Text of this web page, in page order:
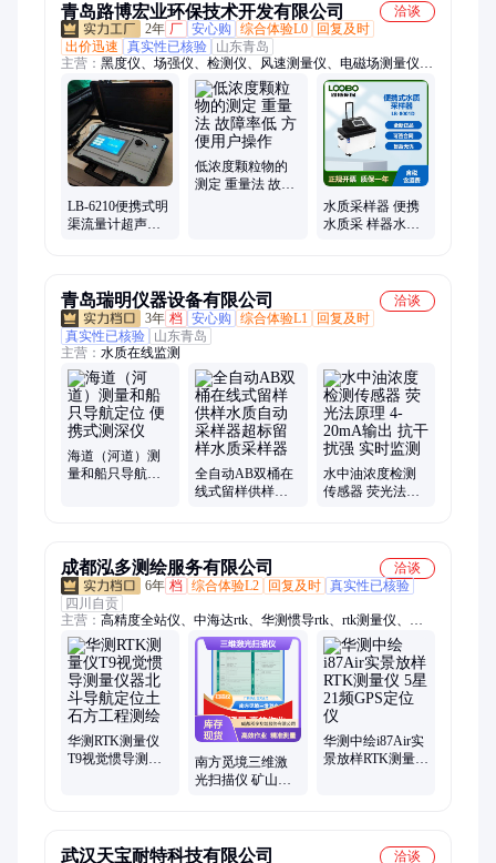
青岛路博宏业环保技术开发有限公司
洽谈
2年 厂 安心购 综合体验L0
回复及时
出价迅速
真实性已核验
山东青岛
主营： 黑度仪、场强仪、检测仪、风速测量仪、电磁场测量仪、
风速仪、检测箱、外置泵、电磁兼容、自动采样器、流速监测
仪、紫外辐照仪、水质监测仪、黑烟识别器、黑球指数仪、水质
采样器、水质速测箱、甲醛测试仪、明渠流量计、孔口流量计、
微电脑控制器、微生物采样器、手持式抓拍仪、恒温恒湿设备、
气溶胶采样器
LB-6210便携式明
渠流量计超声波
低浓度颗粒物的
测定 重量法 故障
水质采样器 便携
水质采 样器水质
青岛瑞明仪器设备有限公司
洽谈
3年 档 安心购 综合体验L1
回复及时
真实性已核验
山东青岛
主营： 水质在线监测
海道（河道）测
量和船只导航定
全自动AB双桶在
线式留样供样水
水中油浓度检测
传感器 荧光法原
成都泓多测绘服务有限公司
洽谈
6年 档 综合体验L2 回复及时 真实性已核验
四川自贡
主营： 高精度全站仪、中海达rtk、华测惯导rtk、rtk测量仪、北
斗定位rtk、土石方测量仪器、南方gps、思拓力rtk、合众思壮
rtk、ufo、南方全站仪、影像rtk、CAD坐标放样gps、测绘无人
机、水准仪、经纬仪、垂准仪、手持GIS、对讲机、测绘仪器附
件、科力达全站仪、中纬全站仪、测地形rtk、测绘仪器检定
华测RTK测量仪
T9视觉惯导测量
南方觅境三维激
光扫描仪 矿山测
华测中绘i87Air实
景放样RTK测量仪
武汉天宝耐特科技有限公司 洽谈